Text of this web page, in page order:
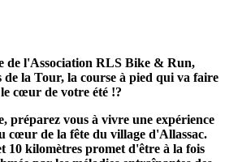
de l'Association RLS Bike & Run,
de la Tour, la course à pied qui va faire
cœur de votre été !?‍
préparez vous à vivre une expérience
cœur de la fête du village d'Allassac.
10 kilomètres promet d'être à la fois